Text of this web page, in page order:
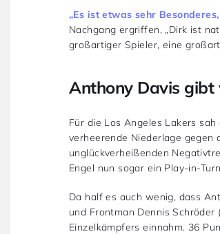
„Es ist etwas sehr
Nachgang ergriffen, „Dirk ist
großartiger Spieler, eine
Anthony Davis
Für die Los Angeles Lakers
verheerende Niederlage gegen
unglückverheißenden
Engel nun sogar ein Play-in-
Da half es auch wenig, dass
und Frontman Dennis
Einzelkämpfers einnahm. 36